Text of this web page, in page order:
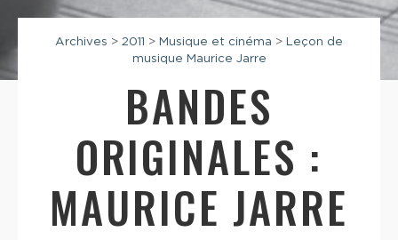
Archives > 2011 > Musique et cinéma > Leçon de
musique Maurice Jarre
BANDES
ORIGINALES :
MAURICE JARRE